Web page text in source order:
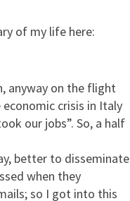
of my life here:
anyway on the flight
crisis in Italy
our jobs”. So, a half
better to disseminate
when they
so I got into this